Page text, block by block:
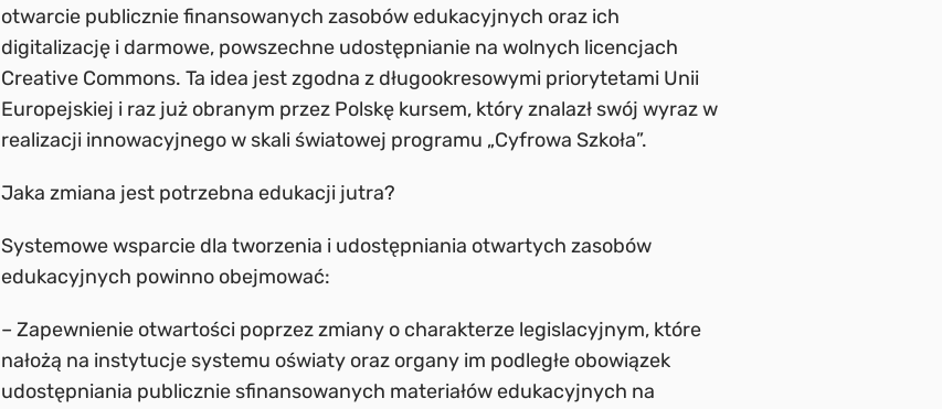
otwarcie publicznie finansowanych zasobów edukacyjnych oraz ich
digitalizację i darmowe, powszechne udostępnianie na wolnych licencjach
Creative Commons. Ta idea jest zgodna z długookresowymi priorytetami Unii
Europejskiej i raz już obranym przez Polskę kursem, który znalazł swój wyraz w
realizacji innowacyjnego w skali światowej programu „Cyfrowa Szkoła”.
Jaka zmiana jest potrzebna edukacji jutra?
Systemowe wsparcie dla tworzenia i udostępniania otwartych zasobów
edukacyjnych powinno obejmować:
– Zapewnienie otwartości poprzez zmiany o charakterze legislacyjnym, które
nałożą na instytucje systemu oświaty oraz organy im podległe obowiązek
udostępniania publicznie sfinansowanych materiałów edukacyjnych na